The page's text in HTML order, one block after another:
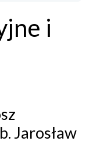
i
Jarosław